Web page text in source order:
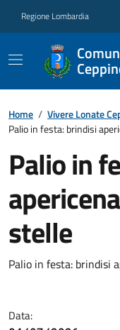
Regione Lombardia
Home / Vivere Lonate
Palio in festa: brindisi
Palio in
stelle
Palio in festa: brindisi
Data: